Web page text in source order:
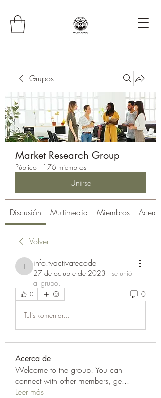
Grupos
Market Research Group
Público · 176 miembros
Unirse
Discusión Multimedia Miembros Acerca
Volver
info.tvactivatecode
info.tvactivatecode
27 de octubre de 2023 · se unió
al grupo.
0 0
Tulis komentar...
Acerca de
Welcome to the group! You can
connect with other members, ge...
Leer más